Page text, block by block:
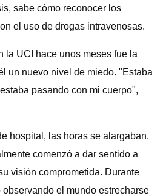
sabe cómo reconocer los
el uso de drogas intravenosas.
la UCI hace unos meses fue la
un nuevo nivel de miedo. "Estaba
pasando con mi cuerpo",
hospital, las horas se alargaban.
comenzó a dar sentido a
visión comprometida. Durante
el mundo estrecharse